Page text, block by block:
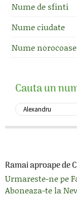
Nume de sfinti
Nume ciudate
Nume norocoase
Cauta un
Ramai aproape de
Urmareste-ne pe
Aboneaza-te la